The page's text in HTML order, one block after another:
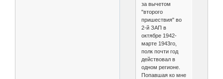
за вычетом
"второго
пришествия" во
2-й ЗАП в
октябре 1942-
марте 1943го,
полк почти год
действовал в
одном регионе.
Попавшая ко мне